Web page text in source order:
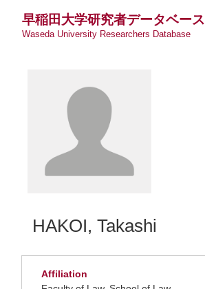
早稲田大学研究者データベース
Waseda University Researchers Database
HAKOI, Takashi
Affiliation